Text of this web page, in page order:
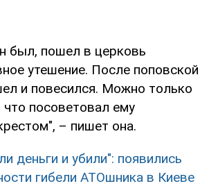
был, пошел в церковь
утешение. После поповской
и повесился. Можно только
посоветовал ему
– пишет она.
деньги и убили": появились
гибели АТОшника в Киеве